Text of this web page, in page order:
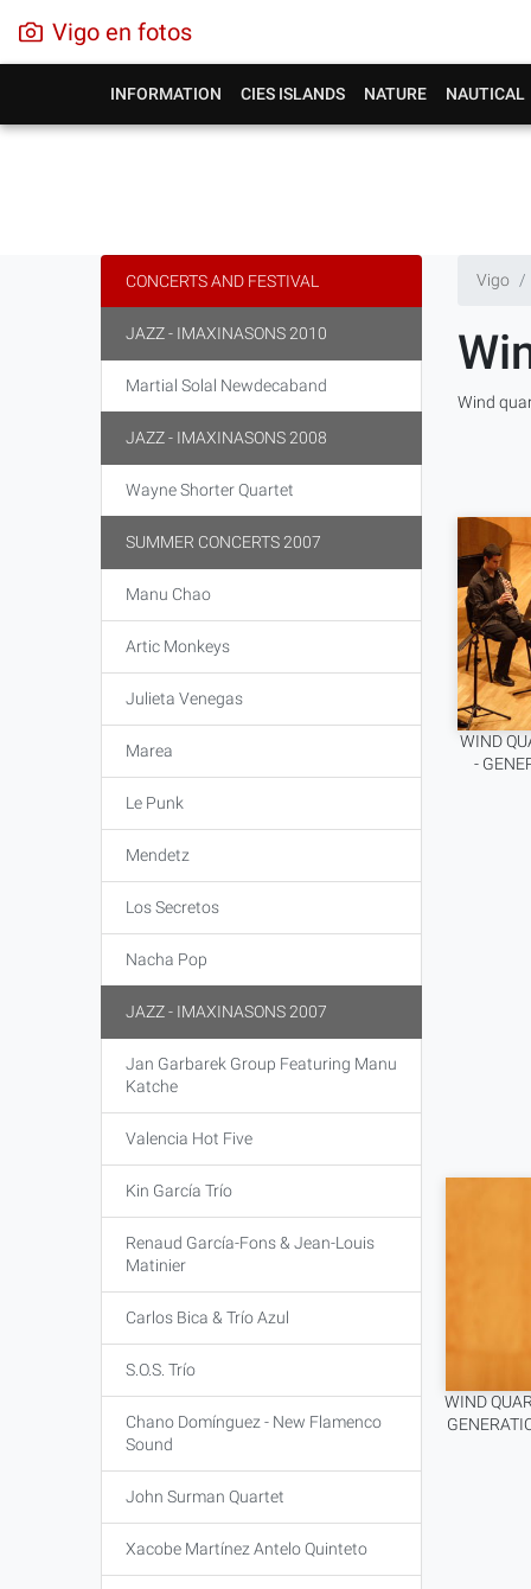
Vigo en fotos
INFORMATION CIES ISLANDS NATURE NAUTICAL
Vigo
Wind
WIND
-
WIND
CONCERTS AND FESTIVAL
JAZZ - IMAXINASONS 2010
Martial Solal Newdecaband
JAZZ - IMAXINASONS 2008
Wayne Shorter Quartet
SUMMER CONCERTS 2007
Manu Chao
Artic Monkeys
Julieta Venegas
Marea
Le Punk
Mendetz
Los Secretos
Nacha Pop
JAZZ - IMAXINASONS 2007
Jan Garbarek Group Featuring Manu
Katche
Valencia Hot Five
Kin García Trío
Renaud García-Fons & Jean-Louis
Matinier
Carlos Bica & Trío Azul
S.O.S. Trío
Chano Domínguez - New Flamenco
Sound
John Surman Quartet
Xacobe Martínez Antelo Quinteto